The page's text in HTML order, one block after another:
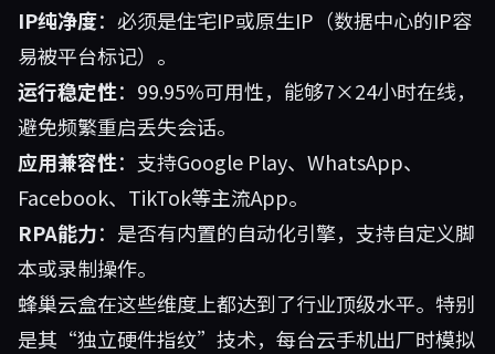
IP纯净度：必须是住宅IP或原生IP（数据中心的IP容
易被平台标记）。
运行稳定性：99.95%可用性，能够7×24小时在线，
避免频繁重启丢失会话。
应用兼容性：支持Google Play、WhatsApp、
Facebook、TikTok等主流App。
RPA能力：是否有内置的自动化引擎，支持自定义脚
本或录制操作。
蜂巢云盒在这些维度上都达到了行业顶级水平。特别
是其“独立硬件指纹”技术，每台云手机出厂时模拟